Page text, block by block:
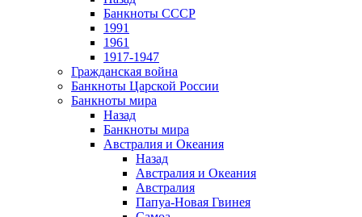
Банкноты СССР
1991
1961
1917-1947
Гражданская война
Банкноты Царской России
Банкноты мира
Назад
Банкноты мира
Австралия и Океания
Назад
Австралия и Океания
Австралия
Папуа-Новая Гвинея